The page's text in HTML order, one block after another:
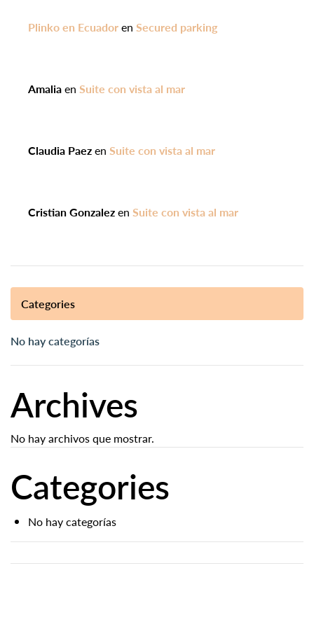
Plinko en Ecuadoren Secured parking
Amaliaen Suite con vista al mar
Claudia Paezen Suite con vista al mar
Cristian Gonzalezen Suite con vista al mar
Categories
No hay categorías
Archives
No hay archivos que mostrar.
Categories
No hay categorías